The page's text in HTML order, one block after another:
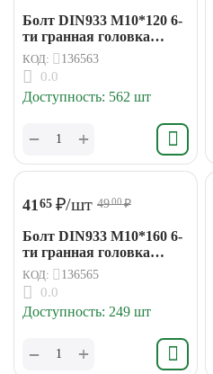
Болт DIN933 М10*120 6-
ти гранная головка
(15кг/212шт)
КОД: 136563
0.0
Доступность: 562 шт
+
−
4165 ₽/шт 4900₽
Болт DIN933 М10*160 6-
ти гранная головка
(15кг/160шт)
КОД: 136565
0.0
Доступность: 249 шт
+
−